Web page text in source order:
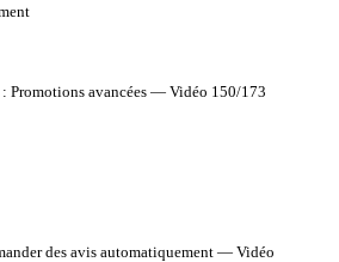
Promotions avancées — Vidéo 150/173
des avis automatiquement — Vidéo